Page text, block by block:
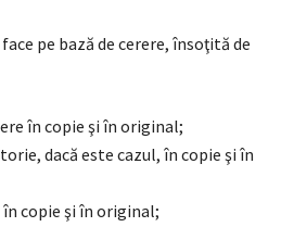
pe bază de cerere, însoţită de
în copie şi în original;
dacă este cazul, în copie şi în
copie şi în original;